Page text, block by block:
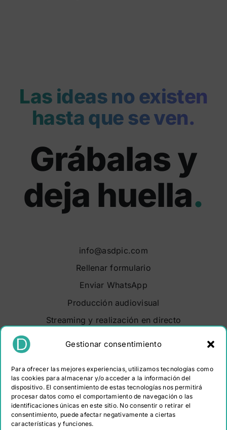
Gestionar consentimiento
Para ofrecer las mejores experiencias, utilizamos tecnologías como
las cookies para almacenar y/o acceder a la información del
dispositivo. El consentimiento de estas tecnologías nos permitirá
procesar datos como el comportamiento de navegación o las
identificaciones únicas en este sitio. No consentir o retirar el
consentimiento, puede afectar negativamente a ciertas
características y funciones.
Las ideas no existen
hasta que se ven.
Grábalas y
deja huella.
info@asdpic.com
Rellenar formulario
Enviar WhatsApp
Producción audiovisual
Streaming y realización en directo
Sobre nosotros
Portfolio
Contacto